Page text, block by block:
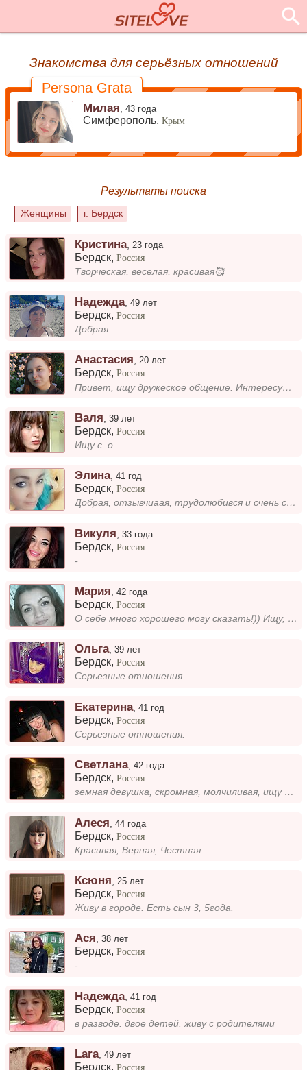
Знакомства для серьёзных отношений
Persona Grata
Милая ,43 года
Симферополь,Крым
Результаты поиска
Женщины г. Бердск
Кристина, 23 года
Бердск,Россия
Творческая, веселая, красивая🥰
Надежда,49 лет
Бердск,Россия
Добрая
Анастасия,20 лет
Бердск,Россия
Привет, ищу дружеское общение. Интересуюсь готовкой, рисованием, криминалистикой и психологией, вязанием крючком и спица...
Валя ,39 лет
Бердск,Россия
Ищу с. о.
Элина,41 год
Бердск,Россия
Добрая, отзывчиаая, трудолюбився и очень серьезная
Викуля ,33 года
Бердск,Россия
-
Мария ,42 года
Бердск,Россия
О себе много хорошего могу сказать!)) Ищу, человека, способного быть честным!
Ольга,39 лет
Бердск,Россия
Серьезные отношения
Екатерина,41 год
Бердск,Россия
Серьезные отношения.
Светлана,42 года
Бердск,Россия
земная девушка, скромная, молчиливая, ищу настоящего мужчину, доброго, отзывчивого, для семьи
Алеся ,44 года
Бердск,Россия
Красивая, Верная, Честная.
Ксюня 25 лет
Бердск,Россия
Живу в городе. Есть сын 3, 5года.
Ася,38 лет
Бердск,Россия
-
Надежда,41 год
Бердск,Россия
в разводе. двое детей. живу с родителями
Lara,49 лет
Бердск,Россия